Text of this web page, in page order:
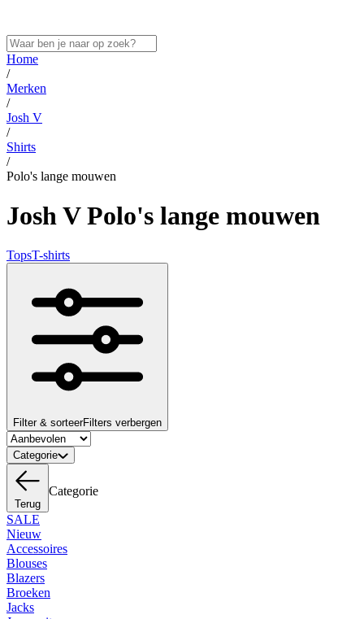
Home
/
Merken
/
Josh V
/
Shirts
/
Polo's lange mouwen
Josh V Polo's lange mouwen
TopsT-shirts
Filter & sorteerFilters verbergen
Categorie
Terug
Categorie
SALE
Nieuw
Accessoires
Blouses
Blazers
Broeken
Jacks